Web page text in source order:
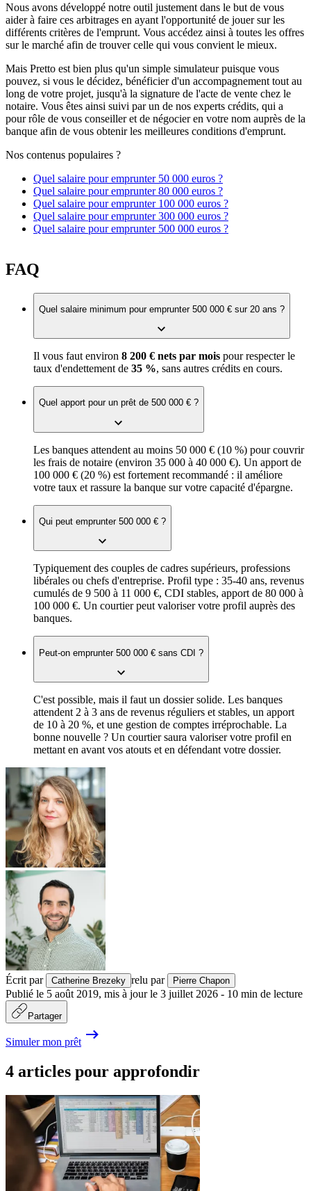
Nous avons développé notre outil justement dans le but de vous
aider à faire ces arbitrages en ayant l'opportunité de jouer sur les
différents critères de l'emprunt. Vous accédez ainsi à toutes les offres
sur le marché afin de trouver celle qui vous convient le mieux.
Mais Pretto est bien plus qu'un simple simulateur puisque vous
pouvez, si vous le décidez, bénéficier d'un accompagnement tout au
long de votre projet, jusqu'à la signature de l'acte de vente chez le
notaire. Vous êtes ainsi suivi par un de nos experts crédits, qui a
pour rôle de vous conseiller et de négocier en votre nom auprès de la
banque afin de vous obtenir les meilleures conditions d'emprunt.
Nos contenus populaires ?
Quel salaire pour emprunter 50 000 euros ?
Quel salaire pour emprunter 80 000 euros ?
Quel salaire pour emprunter 100 000 euros ?
Quel salaire pour emprunter 300 000 euros ?
Quel salaire pour emprunter 500 000 euros ?
FAQ
Quel salaire minimum pour emprunter 500 000 € sur 20 ans ?
Il vous faut environ 8 200 € nets par mois pour respecter le
taux d'endettement de 35 %, sans autres crédits en cours.
Quel apport pour un prêt de 500 000 € ?
Les banques attendent au moins 50 000 € (10 %) pour couvrir
les frais de notaire (environ 35 000 à 40 000 €). Un apport de
100 000 € (20 %) est fortement recommandé : il améliore
votre taux et rassure la banque sur votre capacité d'épargne.
Qui peut emprunter 500 000 € ?
Typiquement des couples de cadres supérieurs, professions
libérales ou chefs d'entreprise. Profil type : 35-40 ans, revenus
cumulés de 9 500 à 11 000 €, CDI stables, apport de 80 000 à
100 000 €. Un courtier peut valoriser votre profil auprès des
banques.
Peut-on emprunter 500 000 € sans CDI ?
C'est possible, mais il faut un dossier solide. Les banques
attendent 2 à 3 ans de revenus réguliers et stables, un apport
de 10 à 20 %, et une gestion de comptes irréprochable. La
bonne nouvelle ? Un courtier saura valoriser votre profil en
mettant en avant vos atouts et en défendant votre dossier.
Écrit par Catherine Brezeky relu par Pierre Chapon
Publié le 5 août 2019, mis à jour le 3 juillet 2026 - 10 min de lecture
Partager
Simuler mon prêt
4 articles pour approfondir